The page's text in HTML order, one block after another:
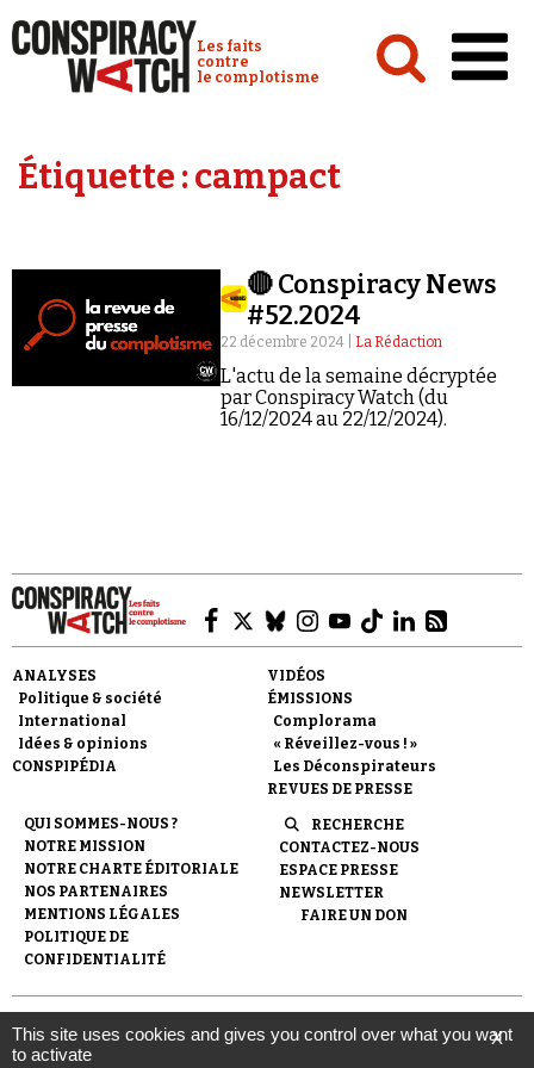
Conspiracy Watch :
Les faits
contre
le complotisme
Analyses
Vidéos
Émissions
Revues de presse
Faire un don
Demander à Vera
Étiquette :campact
🔴 Conspiracy News
#52.2024
22 décembre 2024 | La Rédaction
L'actu de la semaine décryptée
par Conspiracy Watch (du
16/12/2024 au 22/12/2024).
ANALYSES
Politique & société
International
Idées & opinions
CONSPIPÉDIA
VIDÉOS
ÉMISSIONS
Complorama
« Réveillez-vous ! »
Les Déconspirateurs
REVUES DE PRESSE
QUI SOMMES-NOUS ?
NOTRE MISSION
NOTRE CHARTE ÉDITORIALE
NOS PARTENAIRES
MENTIONS LÉGALES
POLITIQUE DE
CONFIDENTIALITÉ
RECHERCHE
CONTACTEZ-NOUS
ESPACE PRESSE
NEWSLETTER
FAIRE UN DON
© 2007- 2026 Conspiracy Watch | Une réalisation de
l'Observatoire du conspirationnisme (association loi de 1901) avec
le soutien de la Fondation pour la Mémoire de la Shoah.
X
This site uses cookies and gives you control over what you want
to activate